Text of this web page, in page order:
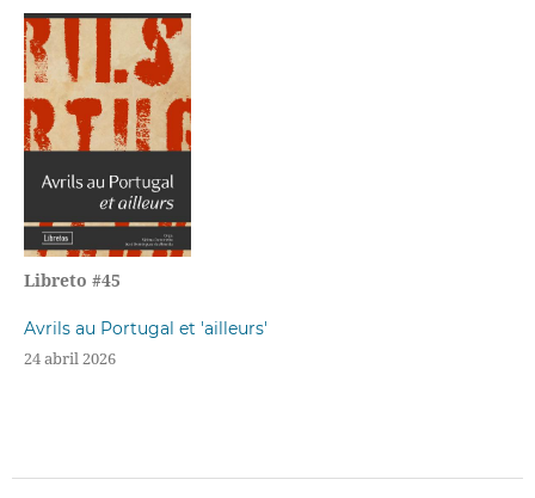
Libreto #45
Avrils au Portugal et 'ailleurs'
24 abril 2026